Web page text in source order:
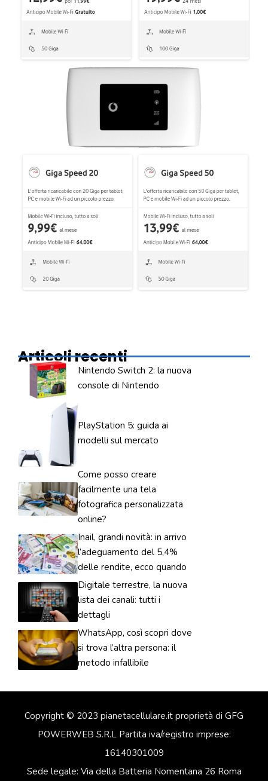
Articoli recenti
Nintendo Switch 2: la nuova
console di Nintendo
PlayStation 5: guida ai
modelli sul mercato
Come posso creare
facilmente una tela
fotografica personalizzata
online?
Inail, grandi novità: in arrivo
l’adeguamento del 5,4%
delle rendite, ecco quando
Digitale terrestre, la nuova
lista dei canali: tutti i
dettagli
WhatsApp, così scopri dove
si trova l’altra persona: il
metodo infallibile
Copyright © 2023 pianetacellulare.it proprietà di GFG
POWERWEB S.R.L Partita iva/registro imprese:
16140301009
Sede legale: Via della Batteria Nomentana 26 Roma